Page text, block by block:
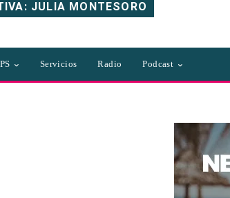
JULIA MONTESORO
Servicios Radio Podcast